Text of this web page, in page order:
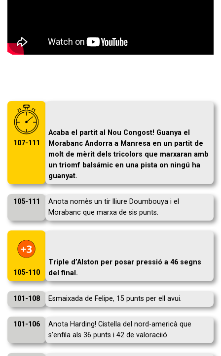
107-111
Acaba el partit al Nou Congost! Guanya el
Morabanc Andorra a Manresa en un partit de
molt de mèrit dels tricolors que marxaran amb
un triomf balsámic en una pista on ningú ha
guanyat.
105-111
Anota nomès un tir lliure Doumbouya i el
Morabanc que marxa de sis punts.
105-110
Triple d’Alston per posar pressió a 46 segns
del final.
101-108 Esmaixada de Felipe, 15 punts per ell avui.
101-106
Anota Harding! Cistella del nord-americà que
s’enfila als 36 punts i 42 de valoraciió.